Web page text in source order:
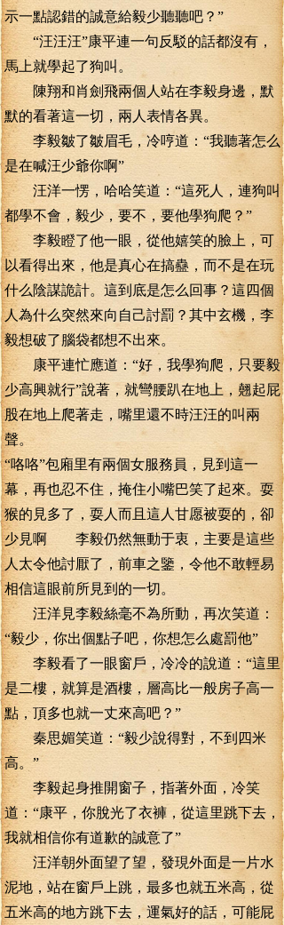
示一點認錯的誠意給毅少聽聽吧？”
“汪汪汪”康平連一句反駁的話都沒有，
馬上就學起了狗叫。
陳翔和肖劍飛兩個人站在李毅身邊，默
默的看著這一切，兩人表情各異。
李毅皺了皺眉毛，冷哼道：“我聽著怎么
是在喊汪少爺你啊”
汪洋一愣，哈哈笑道：“這死人，連狗叫
都學不會，毅少，要不，要他學狗爬？”
李毅瞪了他一眼，從他嬉笑的臉上，可
以看得出來，他是真心在搞蠱，而不是在玩
什么陰謀詭計。這到底是怎么回事？這四個
人為什么突然來向自己討罰？其中玄機，李
毅想破了腦袋都想不出來。
康平連忙應道：“好，我學狗爬，只要毅
少高興就行”說著，就彎腰趴在地上，翹起屁
股在地上爬著走，嘴里還不時汪汪的叫兩
聲。
“咯咯”包廂里有兩個女服務員，見到這一
幕，再也忍不住，掩住小嘴巴笑了起來。耍
猴的見多了，耍人而且這人甘愿被耍的，卻
少見啊 李毅仍然無動于衷，主要是這些
人太令他討厭了，前車之鑒，令他不敢輕易
相信這眼前所見到的一切。
汪洋見李毅絲毫不為所動，再次笑道：
“毅少，你出個點子吧，你想怎么處罰他”
李毅看了一眼窗戶，冷冷的說道：“這里
是二樓，就算是酒樓，層高比一般房子高一
點，頂多也就一丈來高吧？”
秦思媚笑道：“毅少說得對，不到四米
高。”
李毅起身推開窗子，指著外面，冷笑
道：“康平，你脫光了衣褲，從這里跳下去，
我就相信你有道歉的誠意了”
汪洋朝外面望了望，發現外面是一片水
泥地，站在窗戶上跳，最多也就五米高，從
五米高的地方跳下去，運氣好的話，可能屁